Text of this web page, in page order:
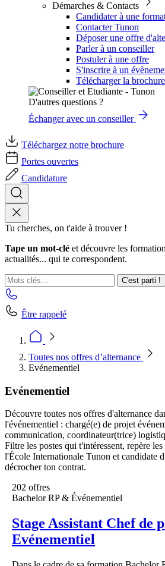
Démarches & Contacts
Candidater à une
Contacter Tunon
Déposer une offre
Parler à un conseiller
Postuler à une offre
S'inscrire à un
Télécharger la brochure
D'autres questions ?
Échanger avec un conseiller
Téléchargez notre brochure
Portes ouvertes
Candidature
Tu cherches, on t'aide à trouver !
Tape un mot-clé et découvre les
actualités... qui te correspondent.
C'est parti !
Être rappelé
Toutes nos offres d’alternance
Evénementiel
Evénementiel
Découvre toutes nos offres d'alternance
l'événementiel : chargé(e) de projet
communication, coordinateur(trice)
Filtre les postes qui t'intéressent, repère
l'École Internationale Tunon et candidate
décrocher ton contrat.
202 offres
Bachelor RP & Événementiel
Stage Assistant Chef de
Evénementiel